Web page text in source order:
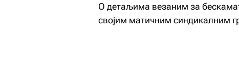
О детаљима везаним за
својим матичним синдикалним